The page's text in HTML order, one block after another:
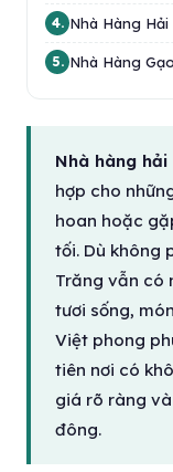
4. Nhà Hàng
5. Nhà Hàng
Nhà hàng
hợp cho
hoan hoặc
tối. Dù không
Trăng vẫn có
tươi sống,
Việt phong
tiên nơi có
giá rõ ràng
đông.